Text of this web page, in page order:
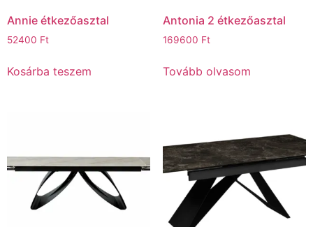
Annie étkezőasztal
52400 Ft
Kosárba teszem
Antonia 2 étkezőasztal
169600 Ft
Tovább olvasom